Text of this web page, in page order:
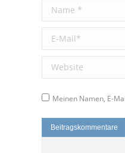
Name *
E-Mail *
Website
Meinen Namen, E-
Beitragskommentare